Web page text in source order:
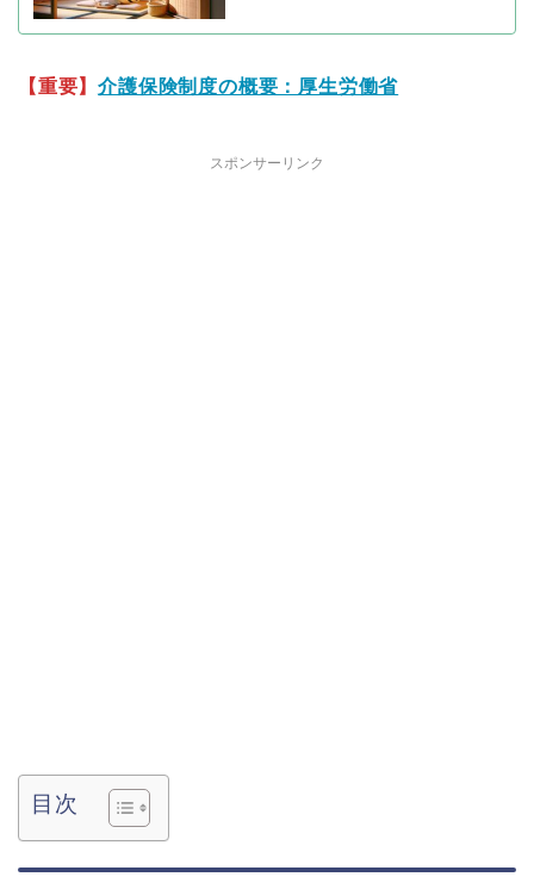
【重要】介護保険制度の概要：厚生労働省
スポンサーリンク
目次